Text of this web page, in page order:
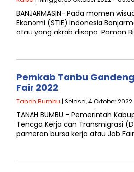
BANJARMASIN- Pada momen
Ekonomi (STIE) Indonesia
atau yang akrab disapa Paman
Pemkab Tanbu
Fair 2022
Tanah Bumbu | Selasa, 4 Oktober 2022
TANAH BUMBU – Pemerintah
Tenaga Kerja dan Transmigrasi
pameran bursa kerja atau Job